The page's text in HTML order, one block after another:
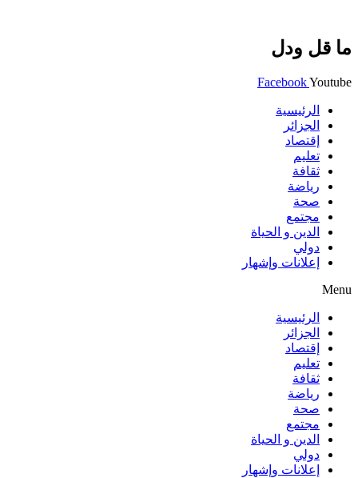
ما قل ودل
FacebookYoutube
الرئيسية
الجزائر
إقتصاد
تعليم
ثقافة
رياضة
صحة
مجتمع
الدين و الحياة
دولي
إعلانات وإشهار
Menu
الرئيسية
الجزائر
إقتصاد
تعليم
ثقافة
رياضة
صحة
مجتمع
الدين و الحياة
دولي
إعلانات وإشهار